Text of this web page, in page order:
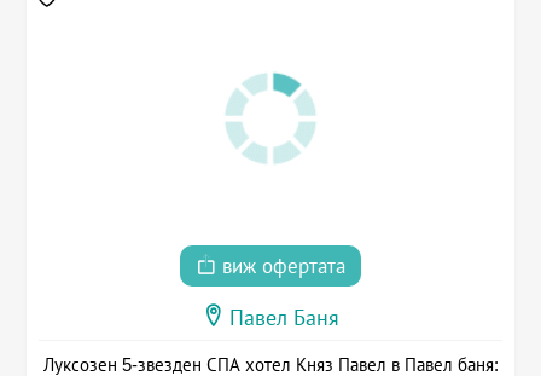
виж офертата
Павел Баня
Луксозен 5-звезден СПА хотел Княз Павел в Павел баня: